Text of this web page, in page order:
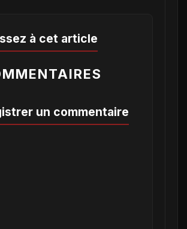
à cet article
un commentaire